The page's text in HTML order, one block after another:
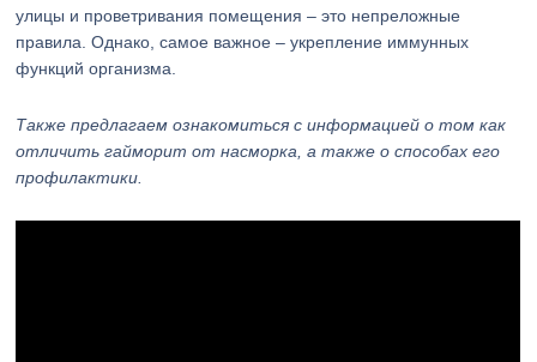
улицы и проветривания помещения – это непреложные
правила. Однако, самое важное – укрепление иммунных
функций организма.
Также предлагаем ознакомиться с информацией о том как
отличить гайморит от насморка, а также о способах его
профилактики.